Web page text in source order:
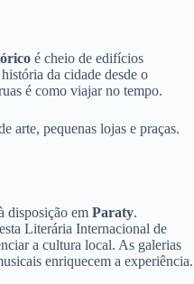
é cheio de edifícios
da cidade desde o
é como viajar no tempo.
arte, pequenas lojas e praças.
disposição em Paraty.
Literária Internacional de
a cultura local. As galerias
enriquecem a experiência.